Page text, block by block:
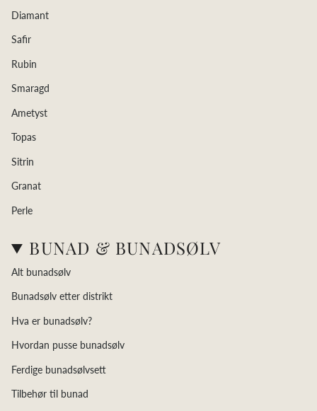
Diamant
Safir
Rubin
Smaragd
Ametyst
Topas
Sitrin
Granat
Perle
BUNAD & BUNADSØLV
Alt bunadsølv
Bunadsølv etter distrikt
Hva er bunadsølv?
Hvordan pusse bunadsølv
Ferdige bunadsølvsett
Tilbehør til bunad